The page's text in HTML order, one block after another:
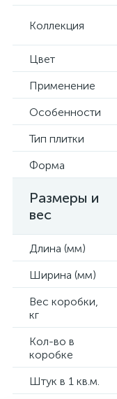
Коллекция
Цвет
Применение
Особенности
Тип плитки
Форма
Размеры и
вес
Длина (мм)
Ширина (мм)
Вес коробки,
кг
Кол-во в
коробке
Штук в 1 кв.м.